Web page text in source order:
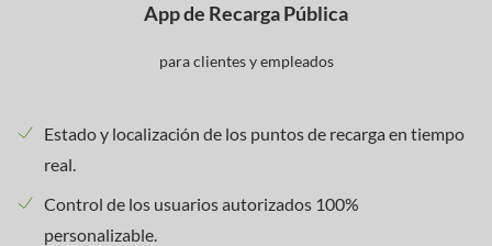
App de Recarga Pública
para clientes y empleados
Estado y localización de los puntos de recarga en tiempo
real.
Control de los usuarios autorizados 100%
personalizable.